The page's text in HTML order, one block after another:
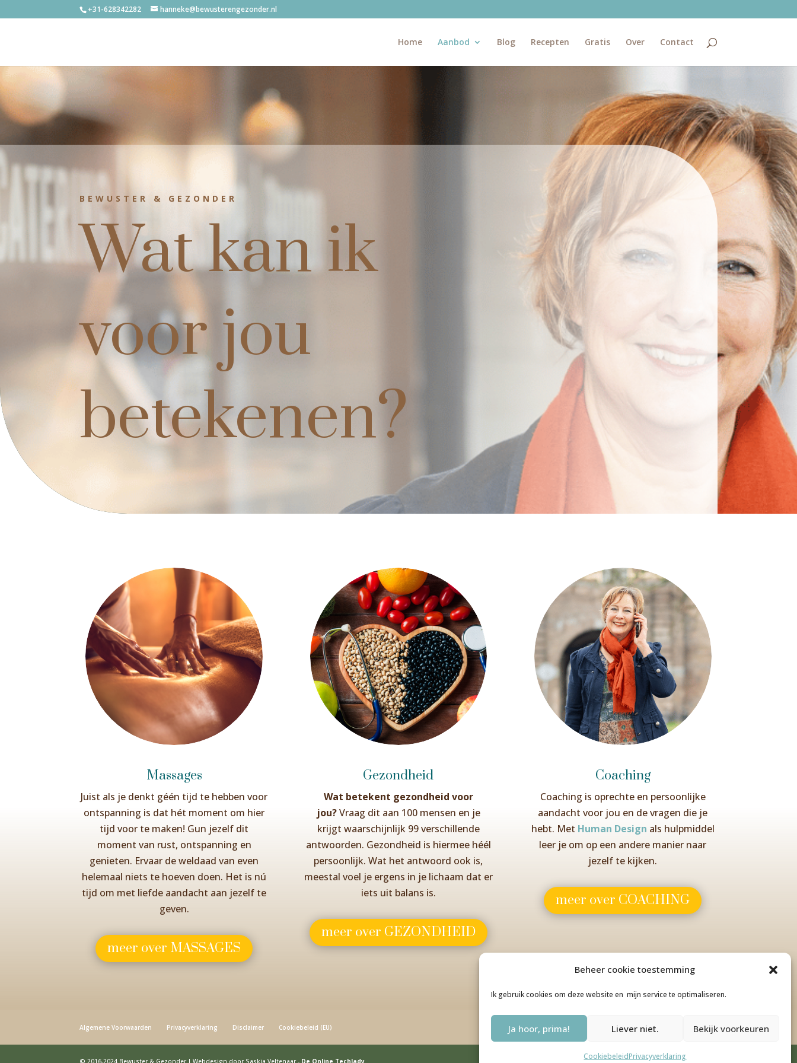
Beheer cookie toestemming
Ik gebruik cookies om deze website en mijn service te optimaliseren.
Ja hoor, prima! Liever niet. Bekijk voorkeuren
CookiebeleidPrivacyverklaring
+31-628342282 hanneke@bewusterengezonder.nl
Home Aanbod Blog Recepten Gratis Over Contact
BEWUSTER & GEZONDER
Wat kan ik
voor jou
betekenen?
Massages
Juist als je denkt géén tijd te hebben voor
ontspanning is dat hét moment om hier
tijd voor te maken! Gun jezelf dit
moment van rust, ontspanning en
genieten. Ervaar de weldaad van even
helemaal niets te hoeven doen. Het is nú
tijd om met liefde aandacht aan jezelf te
geven.
meer over MASSAGES
Gezondheid
Wat betekent gezondheid voor
jou?Vraag dit aan 100 mensen en je
krijgt waarschijnlijk 99 verschillende
antwoorden. Gezondheid is hiermee héél
persoonlijk. Wat het antwoord ook is,
meestal voel je ergens in je lichaam dat er
iets uit balans is.
meer over GEZONDHEID
Coaching
Coaching is oprechte en persoonlijke
aandacht voor jou en de vragen die je
hebt. Met Human Design als hulpmiddel
leer je om op een andere manier naar
jezelf te kijken.
meer over COACHING
Algemene Voorwaarden Privacyverklaring Disclaimer Cookiebeleid (EU)
© 2016-2024 Bewuster & Gezonder | Webdesign door Saskia Veltenaar - De Online Techlady